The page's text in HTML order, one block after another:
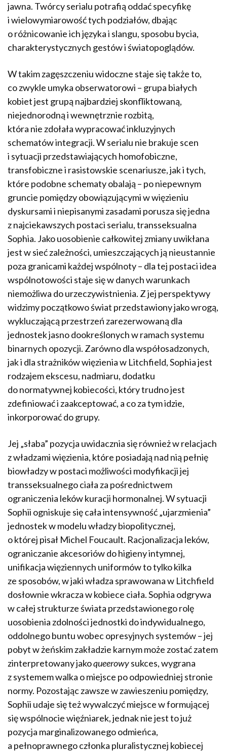
jawna. Twórcy serialu potrafią oddać specyfikę
i wielowymiarowość tych podziałów, dbając
o różnicowanie ich języka i slangu, sposobu bycia,
charakterystycznych gestów i światopoglądów.
W takim zagęszczeniu widoczne staje się także to,
co zwykle umyka obserwatorowi – grupa białych
kobiet jest grupą najbardziej skonfliktowaną,
niejednorodną i wewnętrznie rozbitą,
która nie zdołała wypracować inkluzyjnych
schematów integracji. W serialu nie brakuje scen
i sytuacji przedstawiających homofobiczne,
transfobiczne i rasistowskie scenariusze, jak i tych,
które podobne schematy obalają – po niepewnym
gruncie pomiędzy obowiązującymi w więzieniu
dyskursami i niepisanymi zasadami porusza się jedna
z najciekawszych postaci serialu, transseksualna
Sophia. Jako uosobienie całkowitej zmiany uwikłana
jest w sieć zależności, umieszczających ją nieustannie
poza granicami każdej wspólnoty – dla tej postaci idea
wspólnotowości staje się w danych warunkach
niemożliwa do urzeczywistnienia. Z jej perspektywy
widzimy początkowo świat przedstawiony jako wrogą,
wykluczającą przestrzeń zarezerwowaną dla
jednostek jasno dookreślonych w ramach systemu
binarnych opozycji. Zarówno dla współosadzonych,
jak i dla strażników więzienia w Litchfield, Sophia jest
rodzajem ekscesu, nadmiaru, dodatku
do normatywnej kobiecości, który trudno jest
zdefiniować i zaakceptować, a co za tym idzie,
inkorporować do grupy.
Jej „słaba” pozycja uwidacznia się również w relacjach
z władzami więzienia, które posiadają nad nią pełnię
biowładzy w postaci możliwości modyfikacji jej
transseksualnego ciała za pośrednictwem
ograniczenia leków kuracji hormonalnej. W sytuacji
Sophii ogniskuje się cała intensywność „ujarzmienia”
jednostek w modelu władzy biopolitycznej,
o której pisał Michel Foucault. Racjonalizacja leków,
ograniczanie akcesoriów do higieny intymnej,
unifikacja więziennych uniformów to tylko kilka
ze sposobów, w jaki władza sprawowana w Litchfield
dosłownie wkracza w kobiece ciała. Sophia odgrywa
w całej strukturze świata przedstawionego rolę
uosobienia zdolności jednostki do indywidualnego,
oddolnego buntu wobec opresyjnych systemów – jej
pobyt w żeńskim zakładzie karnym może zostać zatem
zinterpretowany jakoqueerowysukces, wygrana
z systemem walka o miejsce po odpowiedniej stronie
normy. Pozostając zawsze w zawieszeniu pomiędzy,
Sophii udaje się też wywalczyć miejsce w formującej
się wspólnocie więźniarek, jednak nie jest to już
pozycja marginalizowanego odmieńca,
a pełnoprawnego członka pluralistycznej kobiecej